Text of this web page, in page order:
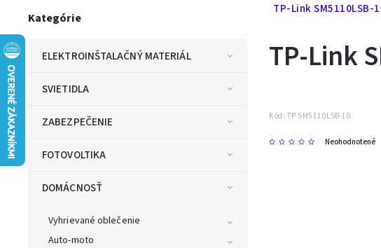
TP-Link SM5110LSB-
Kategórie
ELEKTROINŠTALAČNÝ MATERIÁL
SVIETIDLA
ZABEZPEČENIE
FOTOVOLTIKA
DOMÁCNOSŤ
Vyhrievané oblečenie
Auto-moto
TP-Link
Kód: TP SM5110LSB-10
Neohodnotené